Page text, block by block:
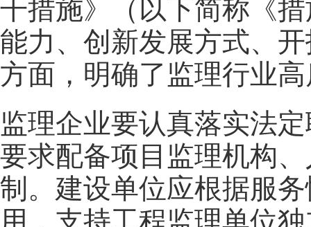
干措施》（以下简称《
能力、创新发展方式、
方面，明确了监理行业
监理企业要认真落实法
要求配备项目监理机构
制。建设单位应根据服
用，支持工程监理单位